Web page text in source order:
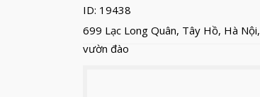
ID: 19438
699 Lạc Long Quân, Tây Hồ, Hà Nội,
vườn đào